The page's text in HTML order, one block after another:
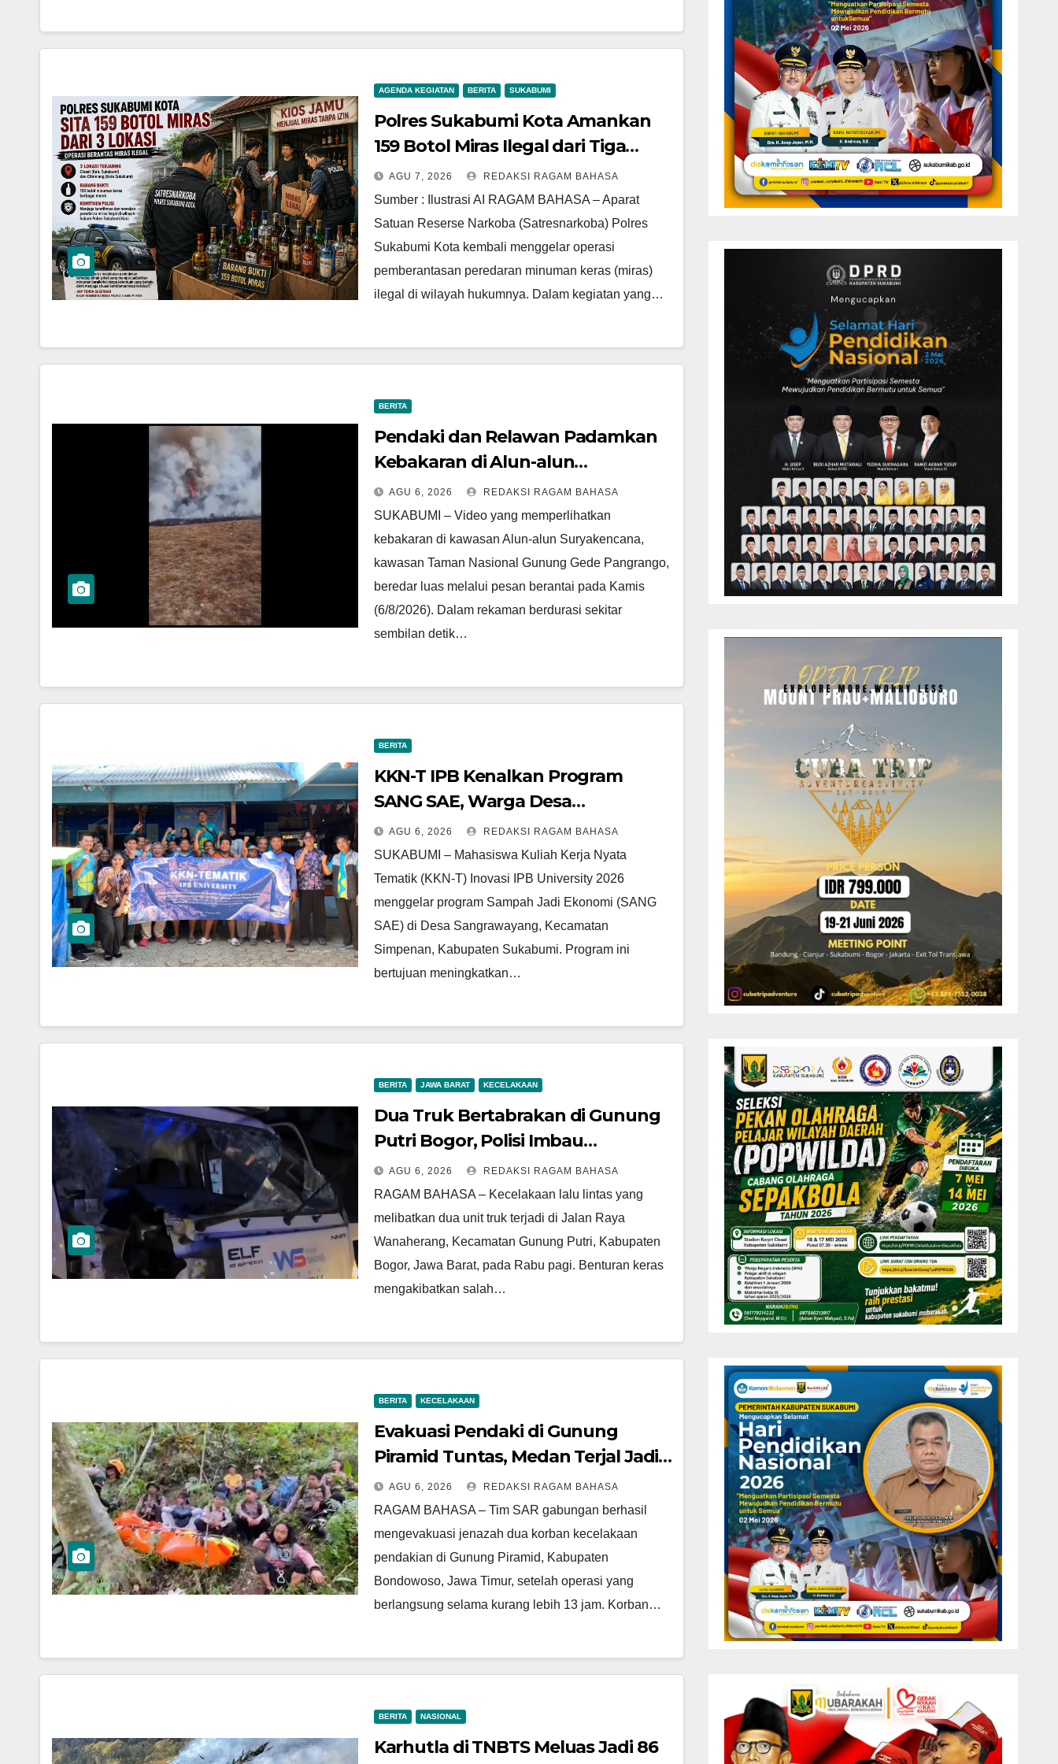
AGENDA KEGIATAN BERITA SUKABUMI
Polres Sukabumi Kota Amankan
159 Botol Miras Ilegal dari Tiga
Lokasi dalam Operasi Penyakit
Masyarakat
AGU 7, 2026 REDAKSI RAGAM BAHASA
Sumber : Ilustrasi AI RAGAM BAHASA – Aparat
Satuan Reserse Narkoba (Satresnarkoba) Polres
Sukabumi Kota kembali menggelar operasi
pemberantasan peredaran minuman keras (miras)
ilegal di wilayah hukumnya. Dalam kegiatan yang…
BERITA
Pendaki dan Relawan Padamkan
Kebakaran di Alun-alun
Suryakencana Sebelum Meluas
AGU 6, 2026 REDAKSI RAGAM BAHASA
SUKABUMI – Video yang memperlihatkan
kebakaran di kawasan Alun-alun Suryakencana,
kawasan Taman Nasional Gunung Gede Pangrango,
beredar luas melalui pesan berantai pada Kamis
(6/8/2026). Dalam rekaman berdurasi sekitar
sembilan detik…
BERITA
KKN-T IPB Kenalkan Program
SANG SAE, Warga Desa
Sangrawayang Diajak Ubah
Sampah Jadi Bernilai Ekonomi
AGU 6, 2026 REDAKSI RAGAM BAHASA
SUKABUMI – Mahasiswa Kuliah Kerja Nyata
Tematik (KKN-T) Inovasi IPB University 2026
menggelar program Sampah Jadi Ekonomi (SANG
SAE) di Desa Sangrawayang, Kecamatan
Simpenan, Kabupaten Sukabumi. Program ini
bertujuan meningkatkan…
BERITA JAWA BARAT KECELAKAAN
Dua Truk Bertabrakan di Gunung
Putri Bogor, Polisi Imbau
Pengemudi Tingkatkan
Kewaspadaan
AGU 6, 2026 REDAKSI RAGAM BAHASA
RAGAM BAHASA – Kecelakaan lalu lintas yang
melibatkan dua unit truk terjadi di Jalan Raya
Wanaherang, Kecamatan Gunung Putri, Kabupaten
Bogor, Jawa Barat, pada Rabu pagi. Benturan keras
mengakibatkan salah…
BERITA KECELAKAAN
Evakuasi Pendaki di Gunung
Piramid Tuntas, Medan Terjal Jadi
Tantangan Utama
AGU 6, 2026 REDAKSI RAGAM BAHASA
RAGAM BAHASA – Tim SAR gabungan berhasil
mengevakuasi jenazah dua korban kecelakaan
pendakian di Gunung Piramid, Kabupaten
Bondowoso, Jawa Timur, setelah operasi yang
berlangsung selama kurang lebih 13 jam. Korban…
BERITA NASIONAL
Karhutla di TNBTS Meluas Jadi 86